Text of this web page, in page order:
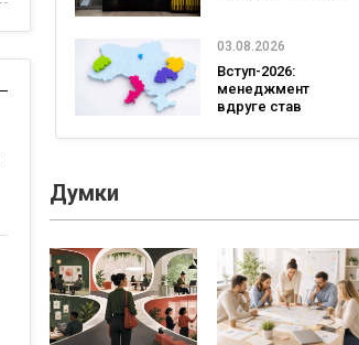
SHOTS
03.08.2026
Вступ-2026:
менеджмент
вдруге став
спеціальністю, а
Думки